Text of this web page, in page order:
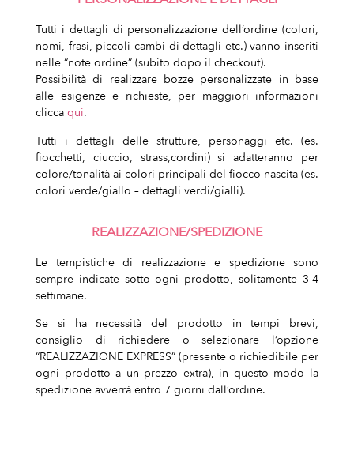
Tutti i dettagli di personalizzazione dell’ordine (colori,
nomi, frasi, piccoli cambi di dettagli etc.) vanno inseriti
nelle “note ordine” (subito dopo il checkout).
Possibilità di realizzare bozze personalizzate in base
alle esigenze e richieste, per maggiori informazioni
clicca qui.
Tutti i dettagli delle strutture, personaggi etc. (es.
fiocchetti, ciuccio, strass,cordini) si adatteranno per
colore/tonalità ai colori principali del fiocco nascita (es.
colori verde/giallo – dettagli verdi/gialli).
REALIZZAZIONE/SPEDIZIONE
Le tempistiche di realizzazione e spedizione sono
sempre indicate sotto ogni prodotto, solitamente 3-4
settimane.
Se si ha necessità del prodotto in tempi brevi,
consiglio di richiedere o selezionare l’opzione
“REALIZZAZIONE EXPRESS” (presente o richiedibile per
ogni prodotto a un prezzo extra), in questo modo la
spedizione avverrà entro 7 giorni dall’ordine.